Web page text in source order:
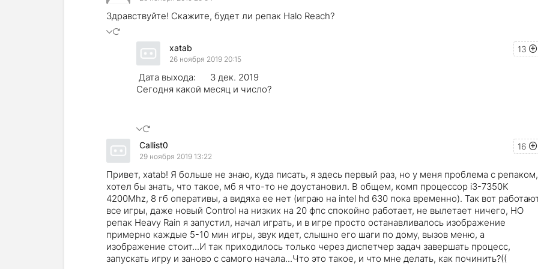
Здравствуйте! Скажите, будет ли репак Halo Reach?
13
xatab
26 ноября 2019 20:15
Дата выхода: 3 дек. 2019
Сегодня какой месяц и число?
16
Callist0
29 ноября 2019 13:22
Привет, xatab! Я больше не знаю, куда писать, я здесь первый раз, но у меня проблема с репаком,
хотел бы знать, что такое, мб я что-то не доустановил. В общем, комп процессор i3-7350K
4200Mhz, 8 гб оперативы, а видяха ее нет (играю на intel hd 630 пока временно). Так вот
все игры, даже новый Control на низких на 20 фпс спокойно работает, не вылетает ничего, НО
репак Heavy Rain я запустил, начал играть, и в игре просто останавливалось изображение
примерно каждые 5-10 мин игры, звук идет, слышно его шаги по дому, вызов меню, а
изображение стоит...И так приходилось только через диспетчер задач завершать процесс,
запускать игру и заново с самого начала...Что это такое, и что мне делать, как починить?((